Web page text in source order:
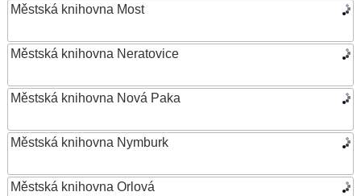
Městská knihovna Most
Městská knihovna Neratovice
Městská knihovna Nová Paka
Městská knihovna Nymburk
Městská knihovna Orlová